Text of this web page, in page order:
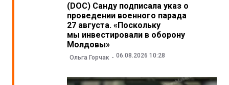
(DOC) Санду подписала указ о
проведении военного парада
27 августа. «Поскольку
мы инвестировали в оборону
Молдовы»
Ольга Горчак 06.08.2026 10:28